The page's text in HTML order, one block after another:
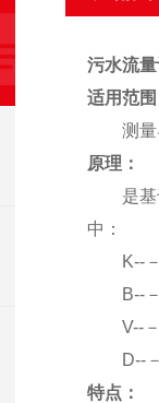
污水流
适用范
测
原理：
是
中：
K--
B--
V--
D--
特点：